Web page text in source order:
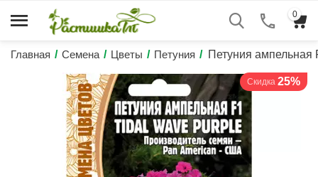
0
Главная / Семена / Цветы / Петуния / Петуния
Скидка 25%